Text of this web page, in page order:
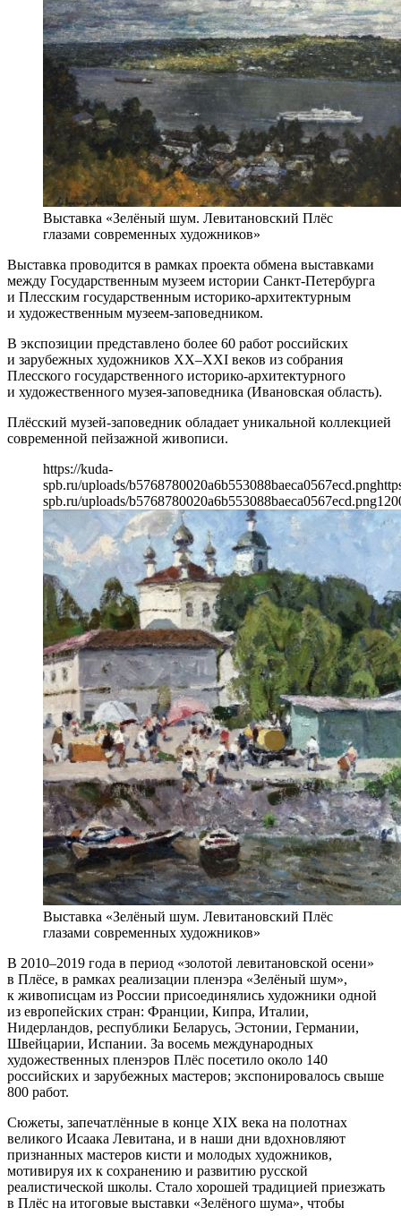
Выставка «Зелёный шум. Левитановский Плёс
глазами современных художников»
Выставка проводится в рамках проекта обмена выставками
между Государственным музеем истории Санкт-Петербурга
и Плесским государственным историко-архитектурным
и художественным музеем-заповедником.
В экспозиции представлено более 60 работ российских
и зарубежных художников XX–XXI веков из собрания
Плесского государственного историко-архитектурного
и художественного музея-заповедника (Ивановская область).
Плёсский музей-заповедник обладает уникальной коллекцией
современной пейзажной живописи.
https://kuda-
spb.ru/uploads/b5768780020a6b553088baeca0567ecd.png
spb.ru/uploads/b5768780020a6b553088baeca0567ecd.png
Выставка «Зелёный шум. Левитановский Плёс
глазами современных художников»
В 2010–2019 года в период «золотой левитановской осени»
в Плёсе, в рамках реализации пленэра «Зелёный шум»,
к живописцам из России присоединялись художники одной
из европейских стран: Франции, Кипра, Италии,
Нидерландов, республики Беларусь, Эстонии, Германии,
Швейцарии, Испании. За восемь международных
художественных пленэров Плёс посетило около 140
российских и зарубежных мастеров; экспонировалось свыше
800 работ.
Сюжеты, запечатлённые в конце XIX века на полотнах
великого Исаака Левитана, и в наши дни вдохновляют
признанных мастеров кисти и молодых художников,
мотивируя их к сохранению и развитию русской
реалистической школы. Стало хорошей традицией приезжать
в Плёс на итоговые выставки «Зелёного шума», чтобы